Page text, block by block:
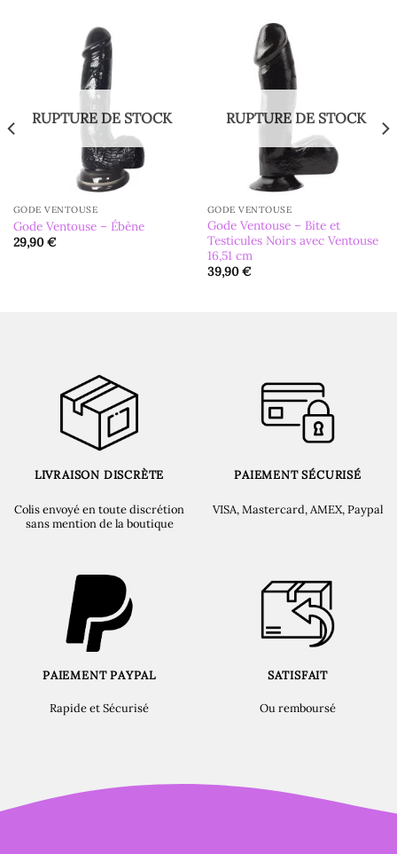
RUPTURE DE STOCK
GODE VENTOUSE
Gode Ventouse – Ébène
29,90€
RUPTURE DE STOCK
GODE VENTOUSE
Gode Ventouse – Bite et
Testicules Noirs avec Ventouse
16,51 cm
39,90€
LIVRAISON DISCRÈTE
Colis envoyé en toute discrétion
sans mention de la boutique
PAIEMENT SÉCURISÉ
VISA, Mastercard, AMEX, Paypal
PAIEMENT PAYPAL
Rapide et Sécurisé
SATISFAIT
Ou remboursé